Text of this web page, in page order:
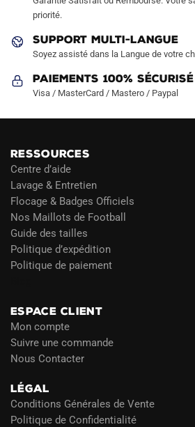
priorité.
SUPPORT MULTI-LANGUE
Soyez assisté dans la Langue de votre
Paiements 100% Sécurisé
Visa / MasterCard / Mastero / Paypal
RESSOURCES
Centre d’aide
Lavage & Entretien
Flocage & Badges Officiels
Nos Maillots de Football
Guide des tailles
Politique d’expédition
Politique de paiement
ESPACE CLIENT
Mon compte
Suivre une commande
Nous Contacter
LÉGAL
Conditions Générales de Vente
Politique de Confidentialité